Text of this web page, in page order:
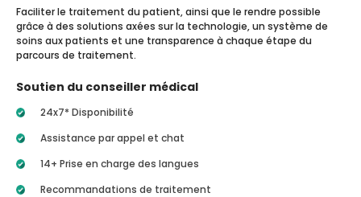
Faciliter le traitement du patient, ainsi que le rendre possible
grâce à des solutions axées sur la technologie, un système de
soins aux patients et une transparence à chaque étape du
parcours de traitement.
Soutien du conseiller médical
24x7* Disponibilité
Assistance par appel et chat
14+ Prise en charge des langues
Recommandations de traitement